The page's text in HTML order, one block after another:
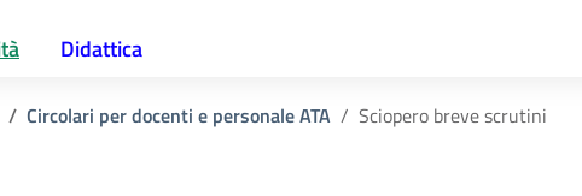
Didattica
Circolari per docenti e personale ATA Sciopero breve scrutini